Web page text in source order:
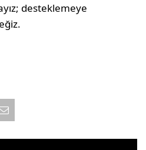
desteklemeye